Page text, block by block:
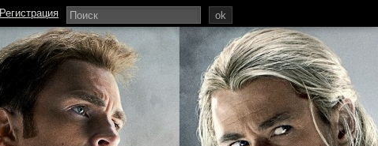
ok
Регистрация